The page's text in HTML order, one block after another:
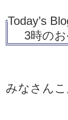
Today’s Blo
3時の
みなさん